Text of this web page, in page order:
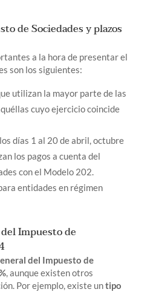
de Sociedades y plazos
a la hora de presentar el
son los siguientes:
utilizan la mayor parte de las
cuyo ejercicio coincide
días 1 al 20 de abril, octubre
los pagos a cuenta del
con el Modelo 202.
entidades en régimen
Impuesto de
del Impuesto de
, aunque existen otros
Por ejemplo, existe untipo